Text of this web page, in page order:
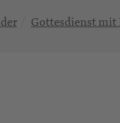
Gottesdienst mit